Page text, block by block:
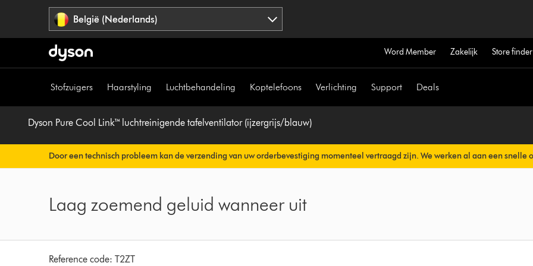
België (Nederlands)
Word Member Zakelijk Store finder
Stofzuigers Haarstyling Luchtbehandeling Koptelefoons Verlichting Support Deals
Dyson Pure Cool Link™ luchtreinigende tafelventilator (ijzergrijs/blauw)
Door een technisch probleem kan de verzending van uw orderbevestiging momenteel vertraagd zijn. We werken al aan een snelle
Uw orderbevestiging wordt binnenkort automatisch naar u verzonden.
Laag zoemend geluid wanneer uit
Reference code:T2ZT